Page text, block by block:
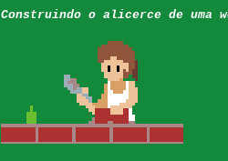
Construindo o alicerce de uma